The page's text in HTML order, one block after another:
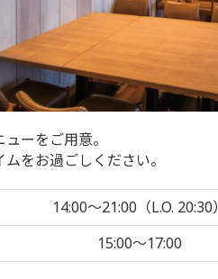
ーをご用意。
をお過ごしください。
14:00～21:00（L.O. 20:30）
15:00～17:00